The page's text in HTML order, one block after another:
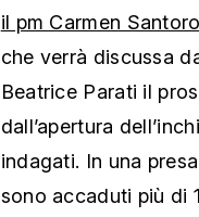
il pm Carmen
che verrà discussa
Beatrice Parati il
dall’apertura
indagati. In una
sono accaduti più di